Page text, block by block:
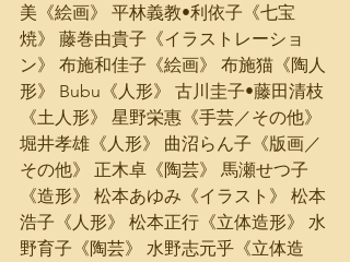
美《絵画》 平林義教•利依子《七宝
焼》 藤巻由貴子《イラストレーショ
ン》 布施和佳子《絵画》 布施猫《陶人
形》 Bubu《人形》 古川圭子•藤田清枝
《土人形》 星野栄惠《手芸／その他》
堀井孝雄《人形》 曲沼らん子《版画／
その他》 正木卓《陶芸》 馬瀬せつ子
《造形》 松本あゆみ《イラスト》 松本
浩子《人形》 松本正行《立体造形》 水
野育子《陶芸》 水野志元乎《立体造